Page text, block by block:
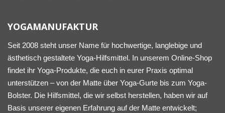
YOGAMANUFAKTUR
Seit 2008 steht unser Name für hochwertige, langlebige und
ästhetisch gestaltete Yoga-Hilfsmittel. In unserem Online-Shop
findet ihr Yoga-Produkte, die euch in eurer Praxis optimal
unterstützen – von der Matte über Yoga-Gurte bis zum Yoga-
Bolster. Die Hilfsmittel, die wir selbst herstellen, haben wir auf
Basis unserer eigenen Erfahrung auf der Matte entwickelt;